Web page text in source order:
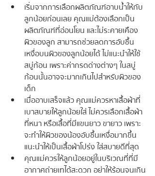
เริ่มจากการเลือกผลิตภัณฑ์อาบน้ำให้กับ
ลูกน้อยก่อนเลย คุณแม่ต้องเลือกเป็น
ผลิตภัณฑ์ที่อ่อนโยน และไม่ระคายเคือง
ผิวของลูก สามารถช่วยลดการอับชื้น
เหงื่อบนผิวของลูกน้อยได้ ไม่แนะนำให้ใช้
สบู่ก้อน เพราะค่ากรดด่างต่างๆ ในสบู่
ก้อนนั้นอาจจะมากเกินไปสำหรับผิวของ
เด็ก
เมื่ออาบเสร็จแล้ว คุณแม่ควรหาเสื้อผ้าที่
เบาสบายให้ลูกน้อยใส่ ไม่ควรเลือกเสื้อผ้า
ที่หนา หรือเสื้อที่มีแขนยาว ขายาว เพราะ
จะทำให้ผิวของน้องอับชื้นเหงื่อมากขึ้น
แนะนำให้เป็นเสื้อผ้าโปร่ง ใส่สบายดีที่สุด
คุณแม่ควรให้ลูกน้อยอยู่ในบริเวณที่ที่มี
อากาศถ่ายเทได้สะดวก อย่าให้ร้อนจนเกิน